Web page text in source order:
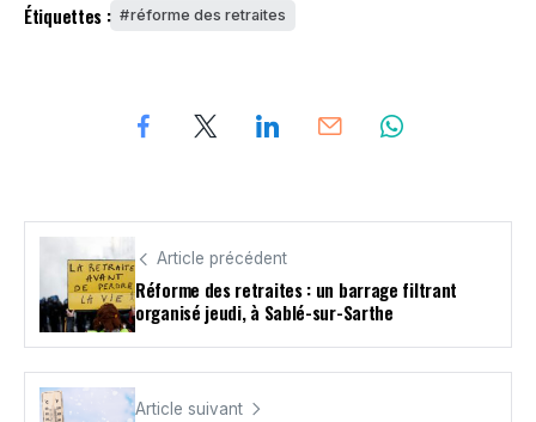
Étiquettes : réforme des retraites
Article précédent
Réforme des retraites : un barrage filtrant
organisé jeudi, à Sablé-sur-Sarthe
Article suivant